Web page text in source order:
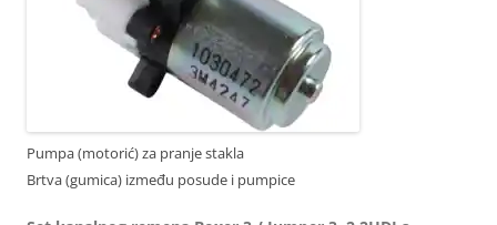
Pumpa (motorić) za pranje stakla
Brtva (gumica) između posude i pumpice